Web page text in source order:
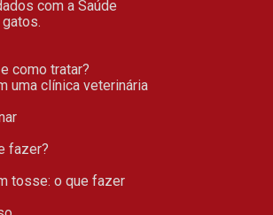
com a Saúde
gatos.
como tratar?
uma clínica veterinária
fazer?
tosse: o que fazer